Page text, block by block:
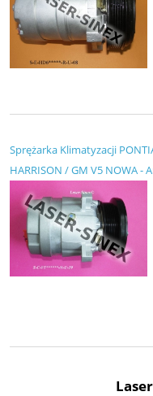
Sprężarka Klimatyzacji
HARRISON / GM V5 NOWA -